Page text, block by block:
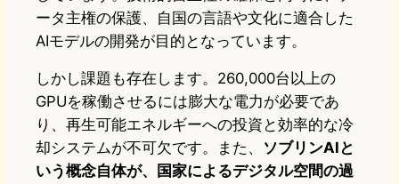
ータ主権の保護、自国の言語や文化に適合した
AIモデルの開発が目的となっています。
しかし課題も存在します。260,000台以上の
GPUを稼働させるには膨大な電力が必要であ
り、再生可能エネルギーへの投資と効率的な冷
却システムが不可欠です。また、 ソブリンAIと
いう概念自体が、国家によるデジタル空間の過